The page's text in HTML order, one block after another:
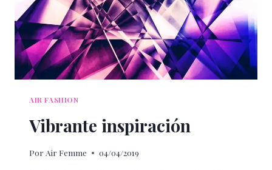
AIR FASHION
Vibrante inspiración
Por Air Femme 04/04/2019